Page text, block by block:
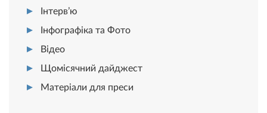
Інтерв’ю
Інфографіка та Фото
Відео
Щомісячний дайджест
Матеріали для преси